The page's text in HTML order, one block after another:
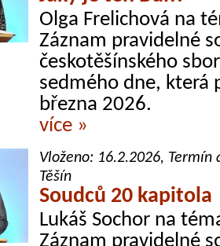
Olga Frelichová na
Záznam pravidelné
českotěšínského
sedmého dne, která
března 2026.
více »
Vloženo: 16.2.2026, Termín
Těšín
Soudců 20 kapitola
Lukáš Sochor na
Záznam pravidelné